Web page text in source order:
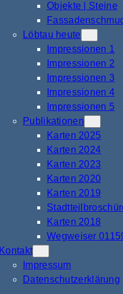
Objekte | Steine
Löbtau heute
Impressionen 1
Impressionen 2
Impressionen 3
Impressionen 4
Impressionen 5
Publikationen
Karten 2025
Karten 2024
Karten 2023
Karten 2020
Karten 2019
Karten 2018
Wegweiser
Kontakt
Impressum
Datenschutzerklärung